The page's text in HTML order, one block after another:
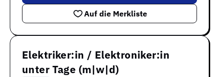
Auf die Merkliste
Elektriker:in / Elektroniker:in
unter Tage (m|w|d)